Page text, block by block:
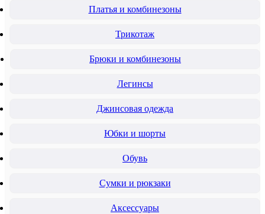
Платья и комбинезоны
Трикотаж
Брюки и комбинезоны
Легинсы
Джинсовая одежда
Юбки и шорты
Обувь
Сумки и рюкзаки
Аксессуары